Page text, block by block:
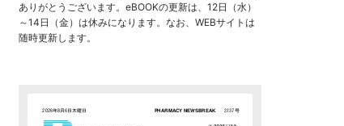
ありがとうございます。eBOOKの更新は、12日（水）
～14日（金）は休みになります。なお、WEBサイトは
随時更新します。